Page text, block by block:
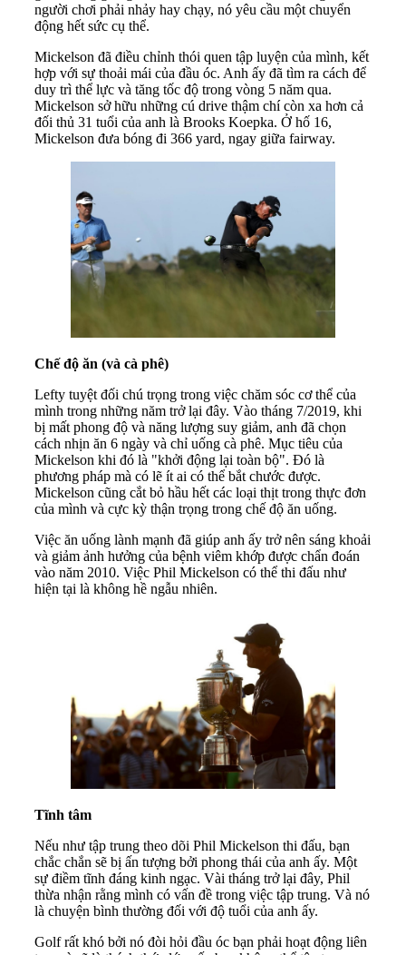
người chơi phải nhảy hay chạy, nó yêu cầu một chuyển
động hết sức cụ thể.
Mickelson đã điều chỉnh thói quen tập luyện của mình, kết
hợp với sự thoải mái của đầu óc. Anh ấy đã tìm ra cách để
duy trì thể lực và tăng tốc độ trong vòng 5 năm qua.
Mickelson sở hữu những cú drive thậm chí còn xa hơn cả
đối thủ 31 tuổi của anh là Brooks Koepka. Ở hố 16,
Mickelson đưa bóng đi 366 yard, ngay giữa fairway.
Chế độ ăn (và cà phê)
Lefty tuyệt đối chú trọng trong việc chăm sóc cơ thể của
mình trong những năm trở lại đây. Vào tháng 7/2019, khi
bị mất phong độ và năng lượng suy giảm, anh đã chọn
cách nhịn ăn 6 ngày và chỉ uống cà phê. Mục tiêu của
Mickelson khi đó là "khởi động lại toàn bộ". Đó là
phương pháp mà có lẽ ít ai có thể bắt chước được.
Mickelson cũng cắt bỏ hầu hết các loại thịt trong thực đơn
của mình và cực kỳ thận trọng trong chế độ ăn uống.
Việc ăn uống lành mạnh đã giúp anh ấy trở nên sáng khoải
và giảm ảnh hưởng của bệnh viêm khớp được chẩn đoán
vào năm 2010. Việc Phil Mickelson có thể thi đấu như
hiện tại là không hề ngẫu nhiên.
Tĩnh tâm
Nếu như tập trung theo dõi Phil Mickelson thi đấu, bạn
chắc chắn sẽ bị ấn tượng bởi phong thái của anh ấy. Một
sự điềm tĩnh đáng kinh ngạc. Vài tháng trở lại đây, Phil
thừa nhận rằng mình có vấn đề trong việc tập trung. Và nó
là chuyện bình thường đối với độ tuổi của anh ấy.
Golf rất khó bởi nó đòi hỏi đầu óc bạn phải hoạt động liên